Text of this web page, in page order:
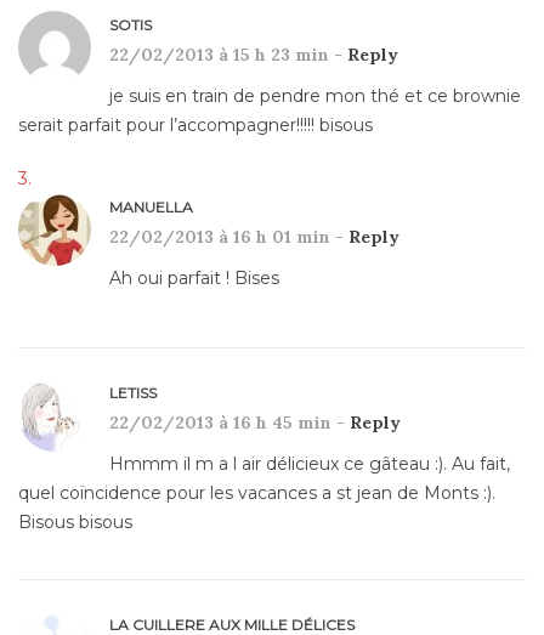
SOTIS
22/02/2013 à 15 h 23 min - Reply
je suis en train de pendre mon thé et ce brownie
serait parfait pour l’accompagner!!!!! bisous
MANUELLA
22/02/2013 à 16 h 01 min - Reply
Ah oui parfait ! Bises
LETISS
22/02/2013 à 16 h 45 min - Reply
Hmmm il m a l air délicieux ce gâteau :). Au fait,
quel coïncidence pour les vacances a st jean de Monts :).
Bisous bisous
LA CUILLERE AUX MILLE DÉLICES